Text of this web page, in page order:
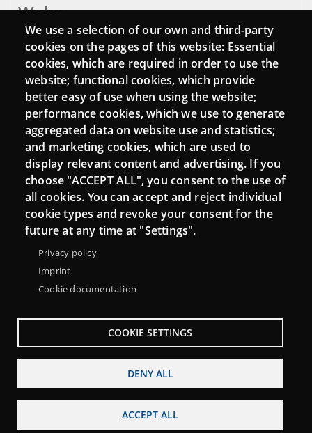
Webs
Login
Mattermost Punt TIC
Moodle CampusLab
Connect
Contact
Newsletters
We use a selection of our own and third-party
cookies on the pages of this website: Essential
cookies, which are required in order to use the
website; functional cookies, which provide
better easy of use when using the website;
performance cookies, which we use to generate
aggregated data on website use and statistics;
and marketing cookies, which are used to
display relevant content and advertising. If you
choose "ACCEPT ALL", you consent to the use of
all cookies. You can accept and reject individual
cookie types and revoke your consent for the
future at any time at "Settings".
Privacy policy
Imprint
Cookie documentation
COOKIE SETTINGS
DENY ALL
ACCEPT ALL
Menu
About Punt TIC network
Legal notice